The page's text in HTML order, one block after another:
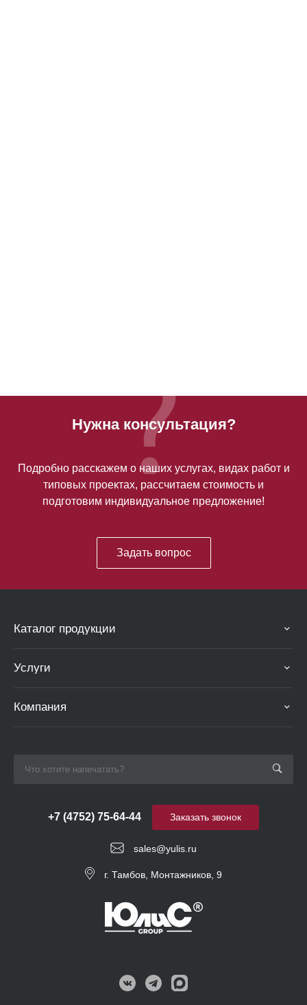
Нужна консультация?
Подробно расскажем о наших услугах, видах работ и
типовых проектах, рассчитаем стоимость и
подготовим индивидуальное предложение!
Задать вопрос
Каталог продукции
Услуги
Компания
sales@yulis.ru
+7 (4752) 75-64-44
г. Тамбов, Монтажников, 9
Заказать звонок